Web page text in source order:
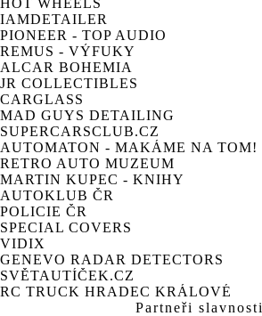
HOT WHEELS
IAMDETAILER
PIONEER - TOP AUDIO
REMUS - VÝFUKY
ALCAR BOHEMIA
JR COLLECTIBLES
CARGLASS
MAD GUYS DETAILING
SUPERCARSCLUB.CZ
AUTOMATON - MAKÁME NA TOM!
RETRO AUTO MUZEUM
MARTIN KUPEC - KNIHY
AUTOKLUB ČR
POLICIE ČR
SPECIAL COVERS
VIDIX
GENEVO RADAR DETECTORS
SVĚTAUTÍČEK.CZ
RC TRUCK HRADEC KRÁLOVÉ
Partneři slavnosti